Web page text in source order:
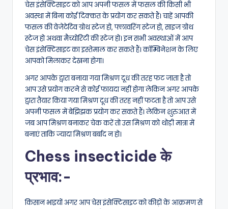
चेस इंसेक्टिसाइट को आप अपनी फसल में फसल की किसी भी
अवस्था में बिना कोई दिक्कत के प्रयोग कर सकते हैं। चाहें आपकी
फसल की वेजेटेटिव ग्रोथ स्टेज हो, फ्लावरिंग स्टेज हो, साइज ग्रोथ
स्टेज हो अथवा मैच्योरिटी की स्टेज हो। इन सभी अवस्थाओं में आप
चेस इंसेक्टिसाइट का इस्तेमाल कर सकते हैं। कॉम्बिनेशन के लिए
आपको मिलाकर देखना होगा।
अगर आपके द्वारा बनाया गया मिश्रण दूध की तरह फट जाता है तो
आप उसे प्रयोग करने से कोई फायदा नहीं होगा लेकिन अगर आपके
द्वारा तैयार किया गया मिश्रण दूध की तरह नहीं फटता है तो आप उसे
अपनी फसल में बेझिझक प्रयोग कर सकते हैं। लेकिन शुरुआत में
जब आप मिश्रण बनाकर चेक करें तो उस मिश्रण को थोड़ी मात्रा में
बनाएं ताकि ज्यादा मिश्रण बर्बाद न हो।
Chess insecticide के
प्रभाव:-
किसान भाइयों अगर आप चेस इंसेक्टिसाइट को कीड़ों के आक्रमण से